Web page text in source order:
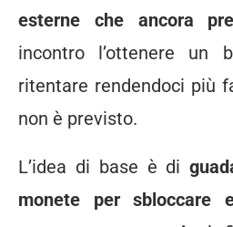
esterne che ancora
incontro l’ottenere un
ritentare rendendoci più
non è previsto.
L’idea di base è di
monete per sbloccare